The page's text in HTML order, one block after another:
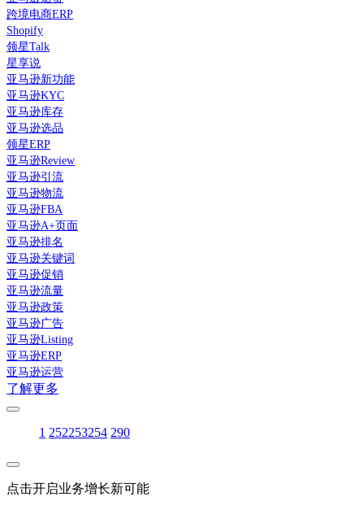
跨境电商ERP
Shopify
领星Talk
星享说
亚马逊新功能
亚马逊KYC
亚马逊库存
亚马逊选品
领星ERP
亚马逊Review
亚马逊引流
亚马逊物流
亚马逊FBA
亚马逊A+页面
亚马逊排名
亚马逊关键词
亚马逊促销
亚马逊流量
亚马逊政策
亚马逊广告
亚马逊Listing
亚马逊ERP
亚马逊运营
了解更多
1 252253254 290
点击开启业务增长新可能